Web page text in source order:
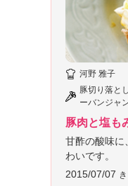
河野 雅子
豚切り落と
ーバンジャ
豚肉と塩も
甘酢の酸味に
わいです。
2015/07/07